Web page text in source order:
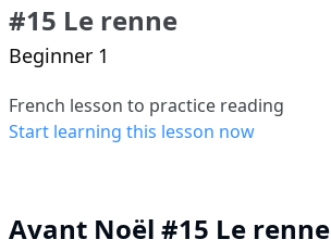
#15 Le renne
Beginner 1
French lesson to practice reading
Start learning this lesson now
Avant Noël #15 Le renne